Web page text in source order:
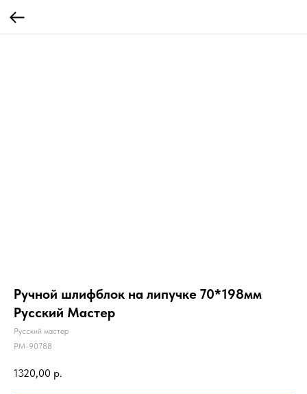
Ручной шлифблок на липучке 70*198мм
Русский Мастер
Русский мастер
РМ-90788
1320,00 р.